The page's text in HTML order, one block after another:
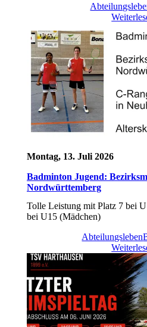
Montag, 13. Juli 2026
Badminton Jugend:
Nordwürttemberg
Tolle Leistung mit Platz 7 bei
bei U15 (Mädchen)
Abteilungsleben